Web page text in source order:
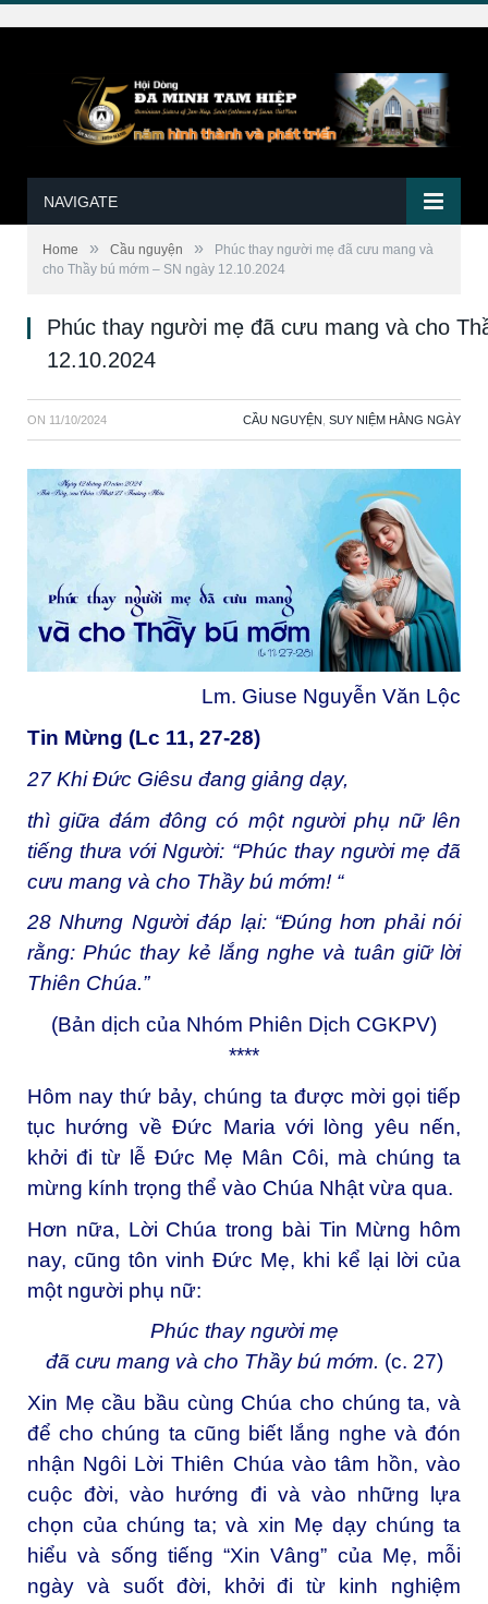
NAVIGATE
Home » Cầu nguyện »
Phúc thay người mẹ đã cưu mang và
cho Thầy bú mớm – SN ngày 12.10.2024
Phúc thay người mẹ đã cưu mang và cho
12.10.2024
ON 11/10/2024 CẦU NGUYỆN SUY NIỆM HẰNG NGÀY
Lm. Giuse Nguyễn Văn Lộc
Tin Mừng (Lc 11, 27-28)
27 Khi Đức Giêsu đang giảng dạy,
thì giữa đám đông có một người phụ nữ lên
tiếng thưa với Người: “Phúc thay người mẹ đã
cưu mang và cho Thầy bú mớm! “
28 Nhưng Người đáp lại: “Đúng hơn phải nói
rằng: Phúc thay kẻ lắng nghe và tuân giữ lời
Thiên Chúa.”
(Bản dịch của Nhóm Phiên Dịch CGKPV)
****
Hôm nay thứ bảy, chúng ta được mời gọi tiếp
tục hướng về Đức Maria với lòng yêu nến,
khởi đi từ lễ Đức Mẹ Mân Côi, mà chúng ta
mừng kính trọng thể vào Chúa Nhật vừa qua.
Hơn nữa, Lời Chúa trong bài Tin Mừng hôm
nay, cũng tôn vinh Đức Mẹ, khi kể lại lời của
một người phụ nữ:
Phúc thay người mẹ
đã cưu mang và cho Thầy bú mớm. (c. 27)
Xin Mẹ cầu bầu cùng Chúa cho chúng ta, và
để cho chúng ta cũng biết lắng nghe và đón
nhận Ngôi Lời Thiên Chúa vào tâm hồn, vào
cuộc đời, vào hướng đi và vào những lựa
chọn của chúng ta; và xin Mẹ dạy chúng ta
hiểu và sống tiếng “Xin Vâng” của Mẹ, mỗi
ngày và suốt đời, khởi đi từ kinh nghiệm